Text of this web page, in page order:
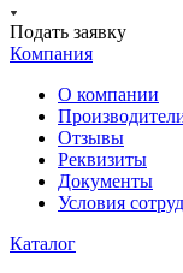
Подать заявку
Компания
О компании
Отзывы
Реквизиты
Документы
Условия
Каталог